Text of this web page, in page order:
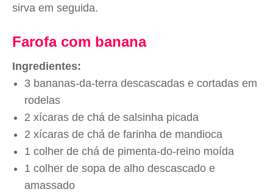
sirva em seguida.
Farofa com banana
Ingredientes:
3 bananas-da-terra descascadas e cortadas em
rodelas
2 xícaras de chá de salsinha picada
2 xícaras de chá de farinha de mandioca
1 colher de chá de pimenta-do-reino moída
1 colher de sopa de alho descascado e
amassado